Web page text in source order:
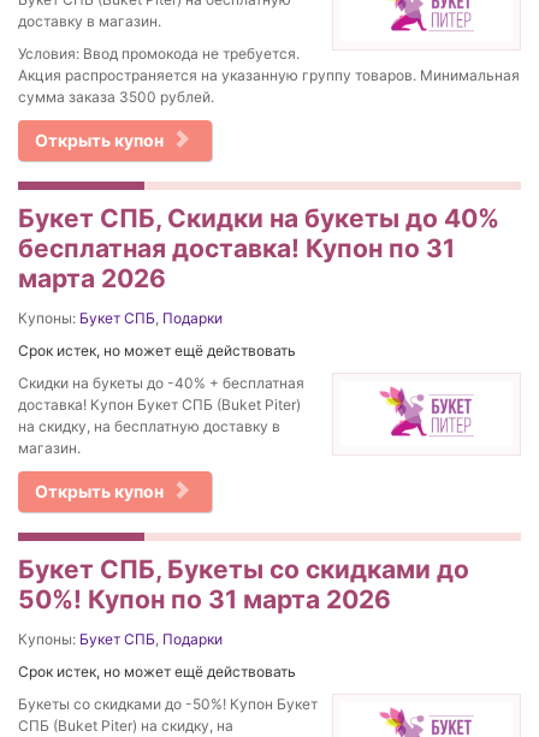
доставку в магазин.
Условия: Ввод промокода не требуется.
Акция распространяется на указанную группу товаров. Минимальная
сумма заказа 3500 рублей.
Открыть купон
Букет СПБ, Скидки на букеты до 40%
бесплатная доставка! Купон по 31
марта 2026
Купоны: Букет СПБ, Подарки
Срок истек, но может ещё действовать
Скидки на букеты до -40% + бесплатная
доставка! Купон Букет СПБ (Buket Piter)
на скидку, на бесплатную доставку в
магазин.
Открыть купон
Букет СПБ, Букеты со скидками до
50%! Купон по 31 марта 2026
Купоны: Букет СПБ, Подарки
Срок истек, но может ещё действовать
Букеты со скидками до -50%! Купон Букет
СПБ (Buket Piter) на скидку, на